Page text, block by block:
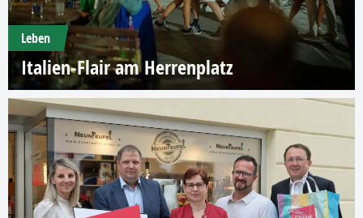
Leben
Italien-Flair am Herrenplatz